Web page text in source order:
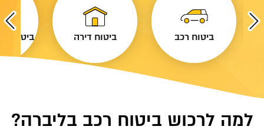
ביטוח רכב ביטוח דירה ביטוח
למה לרכוש ביטוח רכב בליברה?